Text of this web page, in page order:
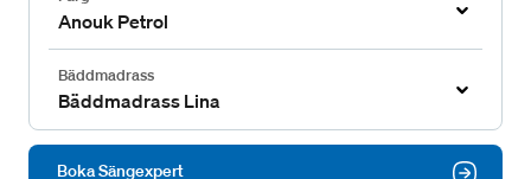
Anouk Petrol
Bäddmadrass
Bäddmadrass Lina
Boka Sängexpert